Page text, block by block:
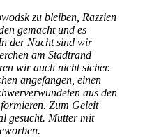
zu bleiben, Razzien
gemacht und es
der Nacht sind wir
am Stadtrand
wir auch nicht sicher.
angefangen, einen
aus den
Zum Geleit
gesucht. Mutter mit